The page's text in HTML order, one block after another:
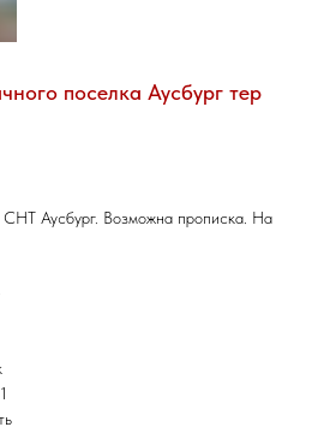
поселка Аусбург тер
СНТ Аусбург. Возможна прописка. На